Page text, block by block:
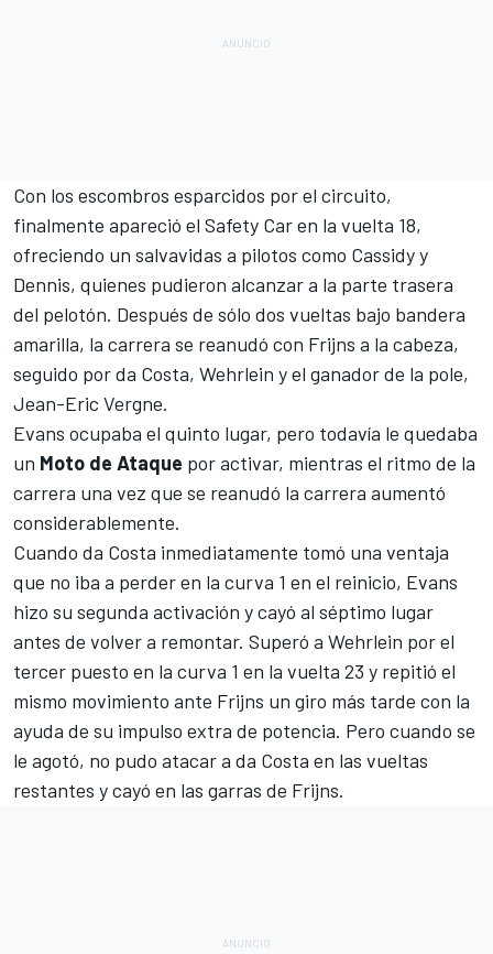
Con los escombros esparcidos por el circuito,
finalmente apareció el Safety Car en la vuelta 18,
ofreciendo un salvavidas a pilotos como Cassidy y
Dennis, quienes pudieron alcanzar a la parte trasera
del pelotón. Después de sólo dos vueltas bajo bandera
amarilla, la carrera se reanudó con Frijns a la cabeza,
seguido por da Costa, Wehrlein y el ganador de la pole,
Jean-Eric Vergne.
Evans ocupaba el quinto lugar, pero todavía le quedaba
un Moto de Ataque por activar, mientras el ritmo de la
carrera una vez que se reanudó la carrera aumentó
considerablemente.
Cuando da Costa inmediatamente tomó una ventaja
que no iba a perder en la curva 1 en el reinicio, Evans
hizo su segunda activación y cayó al séptimo lugar
antes de volver a remontar. Superó a Wehrlein por el
tercer puesto en la curva 1 en la vuelta 23 y repitió el
mismo movimiento ante Frijns un giro más tarde con la
ayuda de su impulso extra de potencia. Pero cuando se
le agotó, no pudo atacar a da Costa en las vueltas
restantes y cayó en las garras de Frijns.